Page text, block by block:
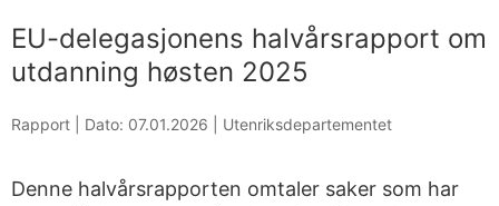
EU-delegasjonens halvårsrapport om
utdanning høsten 2025
Rapport | Dato: 07.01.2026 Utenriksdepartementet
Denne halvårsrapporten omtaler saker som har